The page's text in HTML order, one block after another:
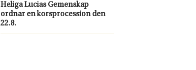
Heliga Lucias Gemenskap
ordnar en korsprocession den
22.8.